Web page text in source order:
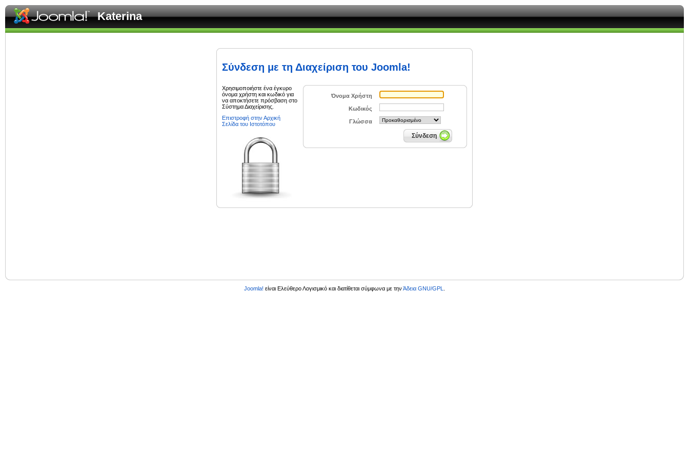
Katerina
Σύνδεση με τη Διαχείριση του Joomla!
Όνομα Χρήστη
Κωδικός
Γλώσσα
Σύνδεση
Χρησιμοποιήστε ένα έγκυρο
όνομα χρήστη και κωδικό για
να αποκτήσετε πρόσβαση στο
Σύστημα Διαχείρισης.
Επιστροφή στην Αρχική
Σελίδα του Ιστοτόπου
Joomla! είναι Ελεύθερο Λογισμικό και διατίθεται σύμφωνα με την Άδεια GNU/GPL